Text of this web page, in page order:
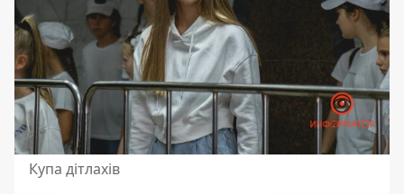
Купа дітлахів